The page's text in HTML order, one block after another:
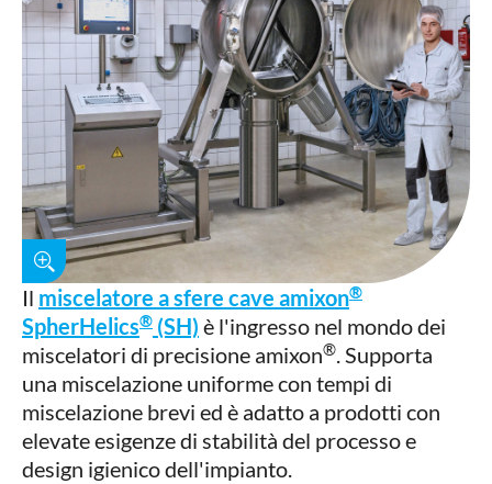
Il miscelatore a sfere cave amixon®
SpherHelics® (SH) è l'ingresso nel mondo dei
miscelatori di precisione amixon®. Supporta
una miscelazione uniforme con tempi di
miscelazione brevi ed è adatto a prodotti con
elevate esigenze di stabilità del processo e
design igienico dell'impianto.